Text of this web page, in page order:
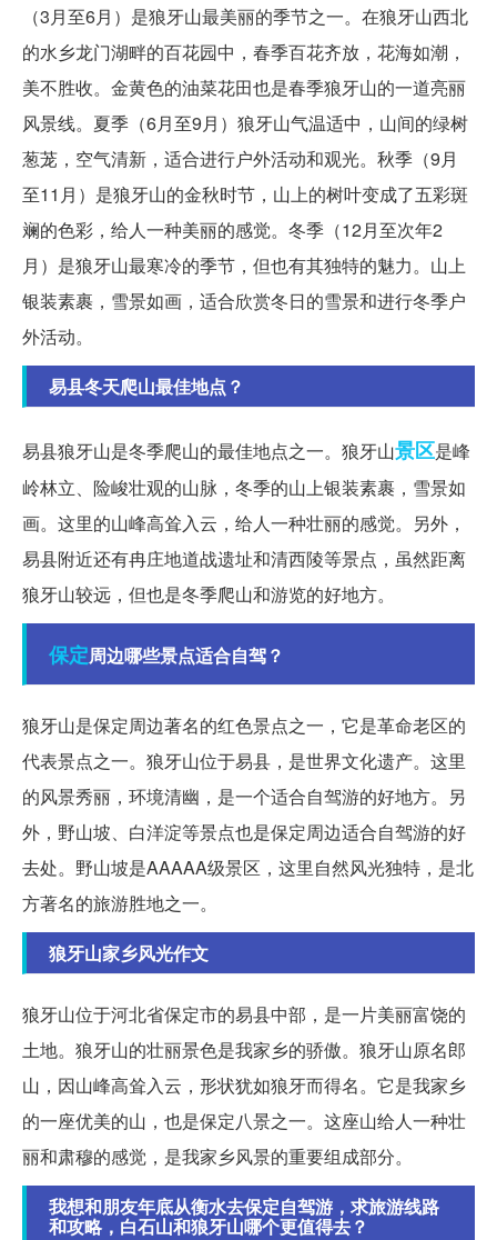
（3月至6月）是狼牙山最美丽的季节之一。在狼牙山西北
的水乡龙门湖畔的百花园中，春季百花齐放，花海如潮，
美不胜收。金黄色的油菜花田也是春季狼牙山的一道亮丽
风景线。夏季（6月至9月）狼牙山气温适中，山间的绿树
葱茏，空气清新，适合进行户外活动和观光。秋季（9月
至11月）是狼牙山的金秋时节，山上的树叶变成了五彩斑
斓的色彩，给人一种美丽的感觉。冬季（12月至次年2
月）是狼牙山最寒冷的季节，但也有其独特的魅力。山上
银装素裹，雪景如画，适合欣赏冬日的雪景和进行冬季户
外活动。
易县冬天爬山最佳地点？
易县狼牙山是冬季爬山的最佳地点之一。狼牙山景区是峰
岭林立、险峻壮观的山脉，冬季的山上银装素裹，雪景如
画。这里的山峰高耸入云，给人一种壮丽的感觉。另外，
易县附近还有冉庄地道战遗址和清西陵等景点，虽然距离
狼牙山较远，但也是冬季爬山和游览的好地方。
保定周边哪些景点适合自驾？
狼牙山是保定周边著名的红色景点之一，它是革命老区的
代表景点之一。狼牙山位于易县，是世界文化遗产。这里
的风景秀丽，环境清幽，是一个适合自驾游的好地方。另
外，野山坡、白洋淀等景点也是保定周边适合自驾游的好
去处。野山坡是AAAAA级景区，这里自然风光独特，是北
方著名的旅游胜地之一。
狼牙山家乡风光作文
狼牙山位于河北省保定市的易县中部，是一片美丽富饶的
土地。狼牙山的壮丽景色是我家乡的骄傲。狼牙山原名郎
山，因山峰高耸入云，形状犹如狼牙而得名。它是我家乡
的一座优美的山，也是保定八景之一。这座山给人一种壮
丽和肃穆的感觉，是我家乡风景的重要组成部分。
我想和朋友年底从衡水去保定自驾游，求旅游线路
和攻略，白石山和狼牙山哪个更值得去？